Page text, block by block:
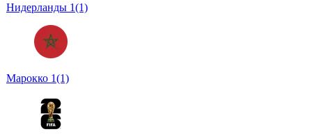
Нидерланды 1(1)
Марокко 1(1)